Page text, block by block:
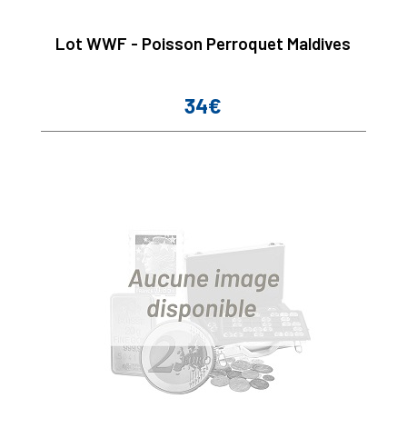
Lot WWF - Poisson Perroquet Maldives
Prix
34€